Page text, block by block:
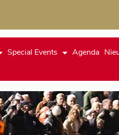
Special Events Agenda